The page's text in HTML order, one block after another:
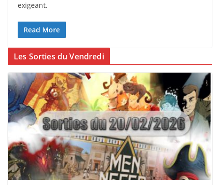
exigeant.
Read More
Les Sorties du Vendredi